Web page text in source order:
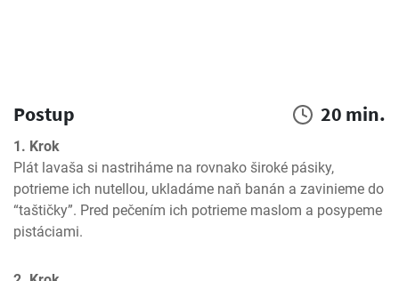
Postup 20 min.
1. Krok
Plát lavaša si nastriháme na rovnako široké pásiky,
potrieme ich nutellou, ukladáme naň banán a zavinieme do
“taštičky”. Pred pečením ich potrieme maslom a posypeme
pistáciami.